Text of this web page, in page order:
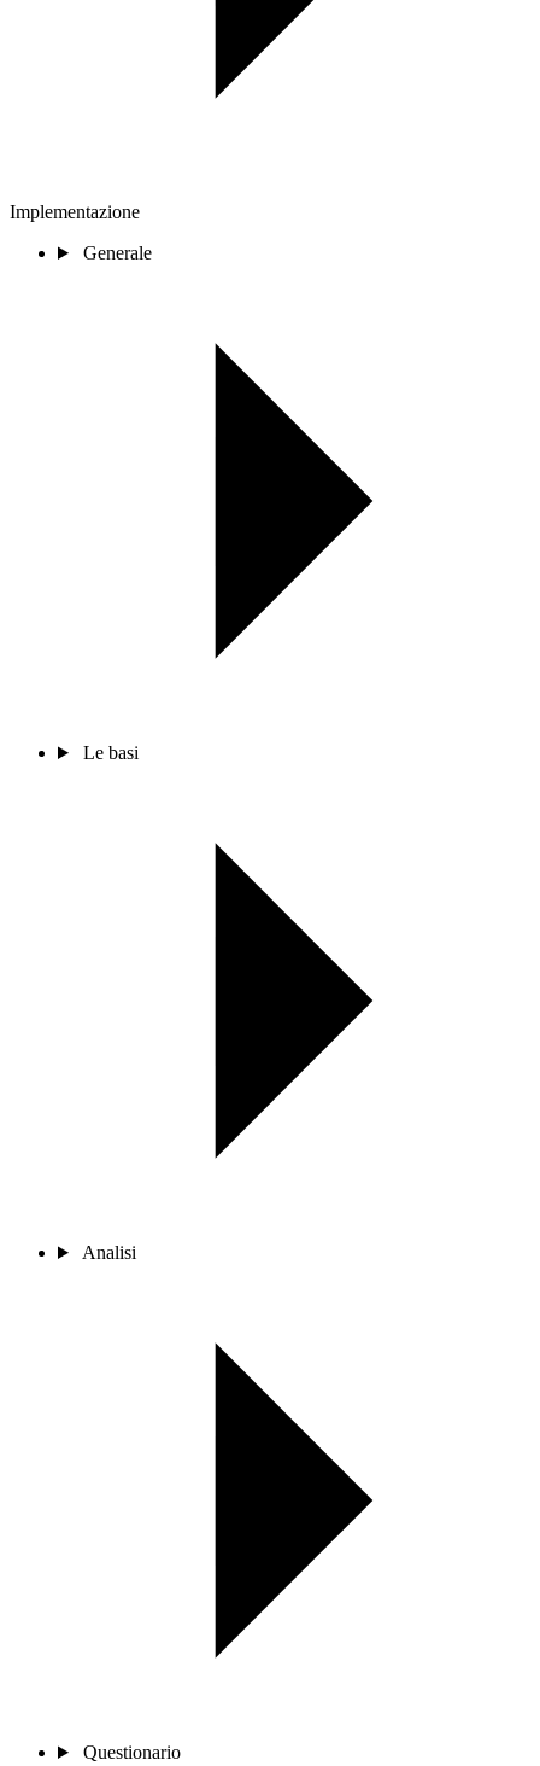
Implementazione
Generale
Le basi
Analisi
Questionario